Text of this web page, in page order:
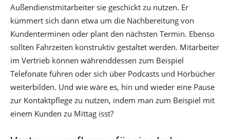
Außendienstmitarbeiter sie geschickt zu nutzen. Er
kümmert sich dann etwa um die Nachbereitung von
Kundenterminen oder plant den nächsten Termin. Ebenso
sollten Fahrzeiten konstruktiv gestaltet werden. Mitarbeiter
im Vertrieb können währenddessen zum Beispiel
Telefonate führen oder sich über Podcasts und Hörbücher
weiterbilden. Und wie wäre es, hin und wieder eine Pause
zur Kontaktpflege zu nutzen, indem man zum Beispiel mit
einem Kunden zu Mittag isst?